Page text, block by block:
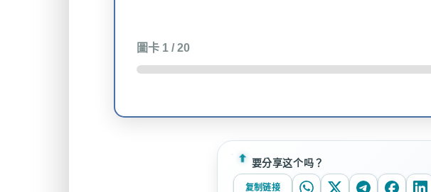
圖卡 1/ 20
要分享这个吗？
复制链接